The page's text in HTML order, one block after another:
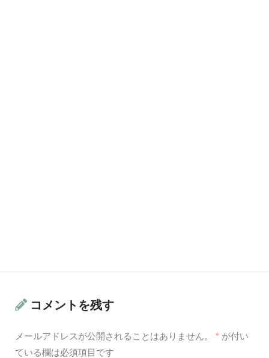
コメントを残す
メールアドレスが公開されることはありません。 * が付い
ている欄は必須項目です